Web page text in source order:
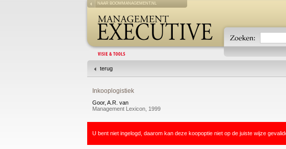
NAAR BOOMMANAGEMENT.NL
terug
Inkooplogistiek
Goor, A.R. van
Management Lexicon, 1999
U bent niet ingelogd, daarom kan deze koopoptie niet op de juiste wijze